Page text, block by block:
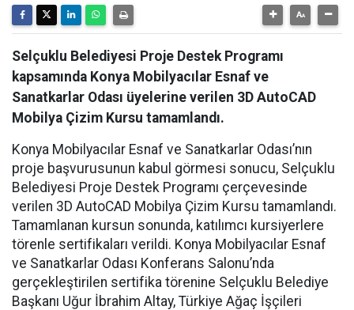
Selçuklu Belediyesi Proje Destek Programı
kapsamında Konya Mobilyacılar Esnaf ve
Sanatkarlar Odası üyelerine verilen 3D AutoCAD
Mobilya Çizim Kursu tamamlandı.
Konya Mobilyacılar Esnaf ve Sanatkarlar Odası’nın
proje başvurusunun kabul görmesi sonucu, Selçuklu
Belediyesi Proje Destek Programı çerçevesinde
verilen 3D AutoCAD Mobilya Çizim Kursu tamamlandı.
Tamamlanan kursun sonunda, katılımcı kursiyerlere
törenle sertifikaları verildi. Konya Mobilyacılar Esnaf
ve Sanatkarlar Odası Konferans Salonu’nda
gerçekleştirilen sertifika törenine Selçuklu Belediye
Başkanı Uğur İbrahim Altay, Türkiye Ağaç İşçileri